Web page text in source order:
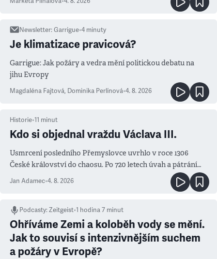
Newsletter:Garrigue•4 minuty
Je klimatizace pravicová?
Garrigue: Jak požáry a vedra mění politickou debatu na
jihu Evropy
Magdaléna Fajtová, Dominika Perlínová•4. 8. 2026
Historie•11 minut
Kdo si objednal vraždu Václava III.
Usmrcení posledního Přemyslovce uvrhlo v roce 1306
České království do chaosu. Po 720 letech úvah a pátrání
známe jména podezřelých
Jan Adamec•4. 8. 2026
Podcasty:Zeitgeist•1 hodina 7 minut
Ohříváme Zemi a koloběh vody se mění.
Jak to souvisí s intenzivnějším suchem
a požáry v Evropě?